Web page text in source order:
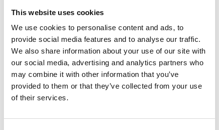
This website uses cookies
We use cookies to personalise content and ads, to
provide social media features and to analyse our traffic.
We also share information about your use of our site with
our social media, advertising and analytics partners who
may combine it with other information that you’ve
provided to them or that they’ve collected from your use
of their services.
GPS-RTK-Navigation
und Wisenav®
Dank der GPS-RTK-Navigation
mähen Ihre Mähroboter
zentimetergenau, ohne dass ein